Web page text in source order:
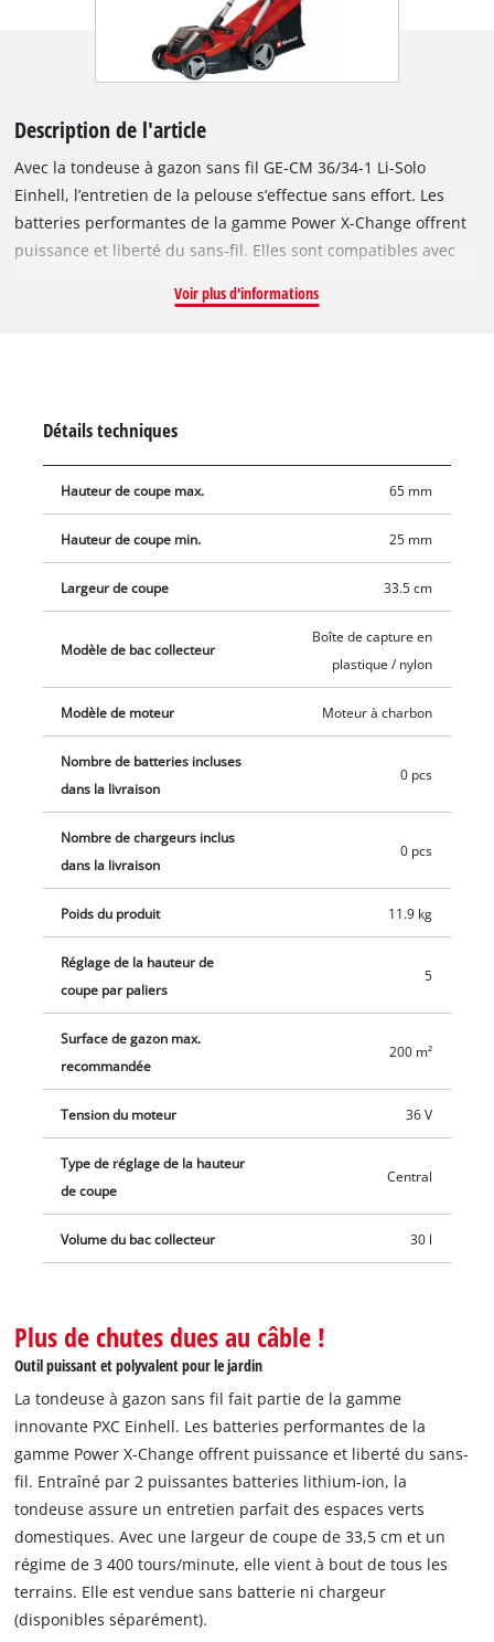
Description de l'article
Avec la tondeuse à gazon sans fil GE-CM 36/34-1 Li-Solo
Einhell, l’entretien de la pelouse s’effectue sans effort. Les
batteries performantes de la gamme Power X-Change offrent
puissance et liberté du sans-fil. Elles sont compatibles avec
Einhell. Entraînée par deux puissantes batteries lithium-ion,
souhaits. La zone de préhension de forme ergonomique
permet une utilisation sans effort. Le guidon réglable en
hauteur s’adapte à la taille de l’utilisateur. Avec son guidon
La poignée intégrée facilite le transport. Le guidon repliable
permet également un rangement peu encombrant de la
tondeuse. D’une capacité de 30 L, le bac collecteur est doté
d’un indicateur du niveau de remplissage. Les roues à large
bande de roulement préservent le gazon. La tondeuse à gazon
sans fil fonctionne avec 2 batteries 18 V Power X-Change. Les
batteries et le chargeur sont disponibles séparément,
Voir plus d'informations
Détails techniques
Hauteur de coupe max. 65 mm
Hauteur de coupe min. 25 mm
Largeur de coupe 33.5 cm
Modèle de bac collecteur
Boîte de capture en
plastique / nylon
Modèle de moteur Moteur à charbon
Nombre de batteries incluses
dans la livraison
0 pcs
Nombre de chargeurs inclus
dans la livraison
0 pcs
Poids du produit 11.9 kg
Réglage de la hauteur de
coupe par paliers
5
Surface de gazon max.
recommandée
200 m²
Tension du moteur 36 V
Type de réglage de la hauteur
de coupe
Central
Volume du bac collecteur 30 l
Plus de chutes dues au câble !
Outil puissant et polyvalent pour le jardin
La tondeuse à gazon sans fil fait partie de la gamme
innovante PXC Einhell. Les batteries performantes de la
gamme Power X-Change offrent puissance et liberté du sans-
fil. Entraîné par 2 puissantes batteries lithium-ion, la
tondeuse assure un entretien parfait des espaces verts
domestiques. Avec une largeur de coupe de 33,5 cm et un
régime de 3 400 tours/minute, elle vient à bout de tous les
terrains. Elle est vendue sans batterie ni chargeur
(disponibles séparément).